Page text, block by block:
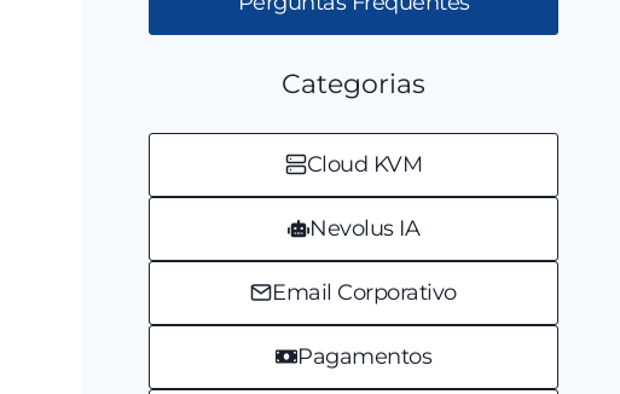
Categorias
Cloud KVM
Nevolus IA
Email Corporativo
Pagamentos